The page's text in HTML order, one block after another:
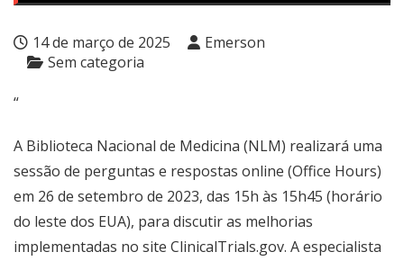
14 de março de 2025
Emerson
Sem categoria
“
A Biblioteca Nacional de Medicina (NLM) realizará uma
sessão de perguntas e respostas online (Office Hours)
em 26 de setembro de 2023, das 15h às 15h45 (horário
do leste dos EUA), para discutir as melhorias
implementadas no site ClinicalTrials.gov. A especialista